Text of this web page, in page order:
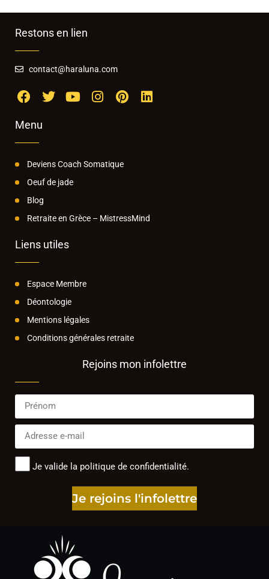
Restons en lien
contact@haraluna.com
Menu
Deviens Coach Somatique
Oeuf de jade
Blog
Retraite en Grèce – MistressMind
Liens utiles
Espace Membre
Déontologie
Mentions légales
Conditions générales retraite
Rejoins mon infolettre
Je valide la politique de confidentialité.
Je rejoins l'infolettre